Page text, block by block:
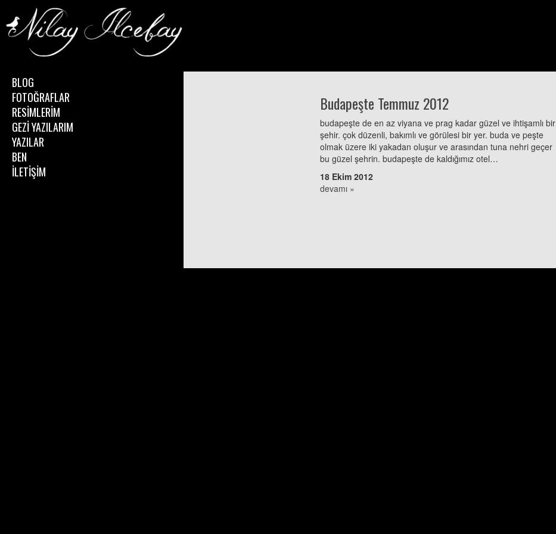
BLOG
FOTOĞRAFLAR
RESİMLERİM
GEZİ YAZILARIM
YAZILAR
BEN
İLETİŞİM
Budapeşte Temmuz 2012
budapeşte de en az viyana ve prag kadar güzel ve ihtişamlı bir
şehir. çok düzenli, bakımlı ve görülesi bir yer. buda ve peşte
olmak üzere iki yakadan oluşur ve arasından tuna nehri geçer
bu güzel şehrin. budapeşte de kaldığımız otel…
18 Ekim 2012
devamı »